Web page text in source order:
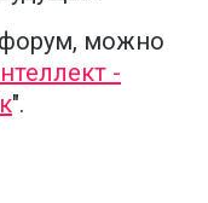
форум, можно
-
".